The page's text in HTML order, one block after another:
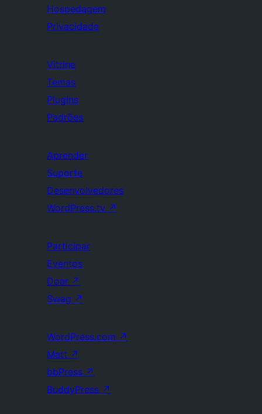
Hospedagem
Privacidade
Vitrine
Temas
Plugins
Padrões
Aprender
Suporte
Desenvolvedores
WordPress.tv ↗
Participar
Eventos
Doar ↗
Swag ↗
WordPress.com ↗
Matt ↗
bbPress ↗
BuddyPress ↗